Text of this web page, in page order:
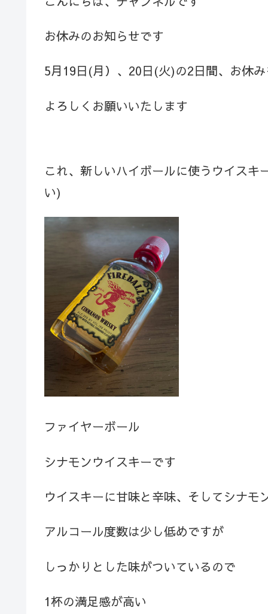
お休みのお知らせです
5月19日(月）、20日(火)の2日間、お休
よろしくお願いいたします
これ、新しいハイボールに使うウイスキ
い)
ファイヤーボール
シナモンウイスキーです
ウイスキーに甘味と辛味、そしてシナモ
アルコール度数は少し低めですが
しっかりとした味がついているので
1杯の満足感が高い